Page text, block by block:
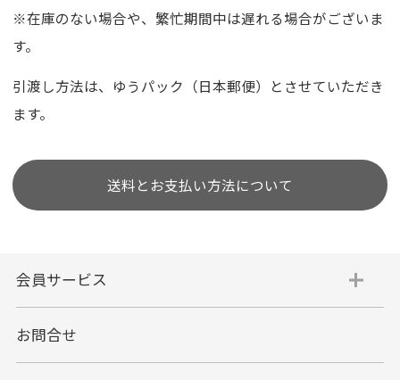
※在庫のない場合や、繁忙期間中は遅れる場合がございま
す。
引渡し方法は、ゆうパック（日本郵便）とさせていただき
ます。
送料とお支払い方法について
会員サービス
お問合せ